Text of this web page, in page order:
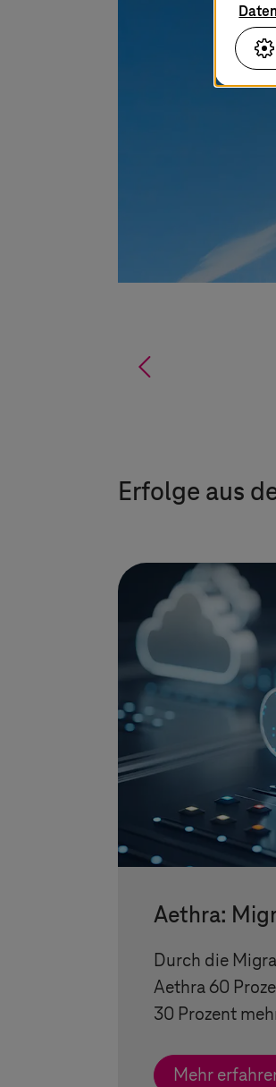
%
Erfolge aus
Aethra:
Durch die
Aethra 60
30 Prozent
Mehr